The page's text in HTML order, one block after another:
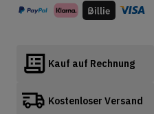
Kauf auf Rechnung
Kostenloser Versand